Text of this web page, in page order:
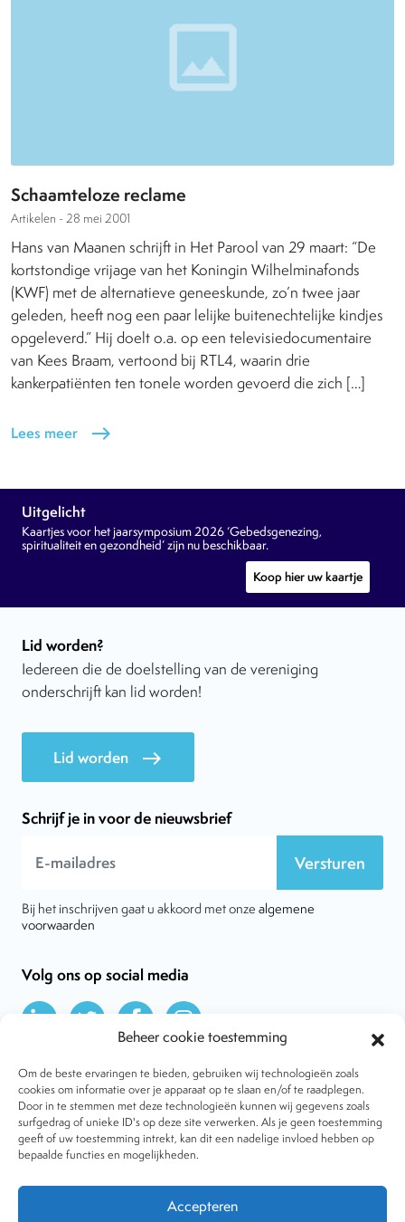
Beheer cookie toestemming
Om de beste ervaringen te bieden, gebruiken wij technologieën zoals
cookies om informatie over je apparaat op te slaan en/of te raadplegen.
Door in te stemmen met deze technologieën kunnen wij gegevens zoals
surfgedrag of unieke ID's op deze site verwerken. Als je geen toestemming
geeft of uw toestemming intrekt, kan dit een nadelige invloed hebben op
bepaalde functies en mogelijkheden.
Accepteren
Schaamteloze reclame
Artikelen - 28 mei 2001
Hans van Maanen schrijft in Het Parool van 29 maart: “De
kortstondige vrijage van het Koningin Wilhelminafonds
(KWF) met de alternatieve geneeskunde, zo’n twee jaar
geleden, heeft nog een paar lelijke buitenechtelijke kindjes
opgeleverd.” Hij doelt o.a. op een televisiedocumentaire
van Kees Braam, vertoond bij RTL4, waarin drie
kankerpatiënten ten tonele worden gevoerd die zich […]
Lees meer east
Uitgelicht
Kaartjes voor het jaarsymposium 2026 ‘Gebedsgenezing,
spiritualiteit en gezondheid’ zijn nu beschikbaar.
Koop hier uw kaartje
Lid worden?
Iedereen die de doelstelling van de vereniging
onderschrijft kan lid worden!
Lid worden east
Schrijf je in voor de nieuwsbrief
Versturen
Bij het inschrijven gaat u akkoord met onze algemene
voorwaarden
Volg ons op social media
Over VtdK
Contact
Nieuws
Behandelwijzen
Dossiers